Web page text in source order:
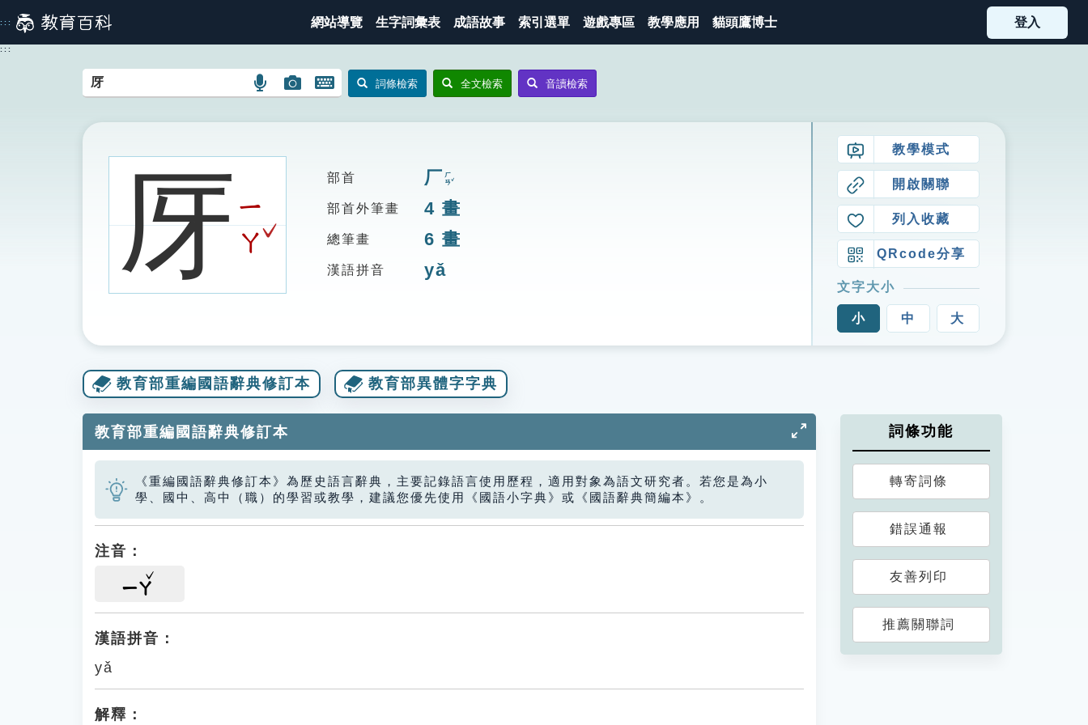
到
主
::: 網站導覽 生字詞彙表 成語故事 索引選單 遊戲專區 教學應用 貓頭鷹博士 登入
:::
語
搜
圖
圖
搜
開
鍵
示
詞條檢索 全文檢索 音讀檢索
厊ㄧ
ㄚ
ˇ
部首 厂ㄏㄢˇ
部首外筆畫 4 畫
總筆畫 6 畫
漢語拼音 yǎ
教學模式
開啟關聯
列入收藏
QRcode分享
文字大小
小 中 大
教育部重編國語辭典修訂本 教育部異體字字典
教育部重編國語辭典修訂本
《重編國語辭典修訂本》為歷史語言辭典，主要記錄語言使用歷程，適用對象為語文研究者。若您是為小
學、國中、高中（職）的學習或教學，建議您優先使用《國語小字典》或《國語辭典簡編本》。
注音：
ㄧㄚ
漢語拼音：
yǎ
解釋：
詞條功能
轉寄詞條
錯誤通報
友善列印
推薦關聯詞